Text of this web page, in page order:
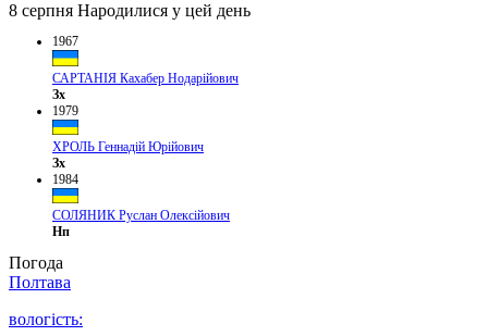
8 серпня Народилися у цей день
1967
САРТАНІЯ Кахабер Нодарійович
Зх
1979
ХРОЛЬ Геннадій Юрійович
Зх
1984
СОЛЯНИК Руслан Олексійович
Нп
Погода
Полтава
вологість: